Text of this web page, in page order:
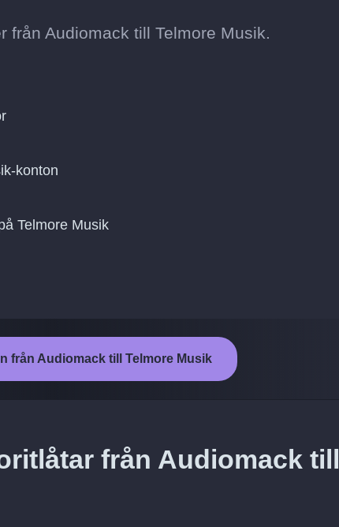
från Audiomack till Telmore Musik.
konton
Telmore Musik
från Audiomack till Telmore Musik
från Audiomack till